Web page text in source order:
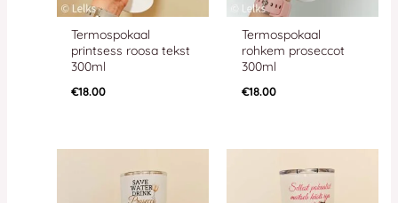
Termospokaal
printsess roosa tekst
300ml
€18.00
Termospokaal
rohkem proseccot
300ml
€18.00